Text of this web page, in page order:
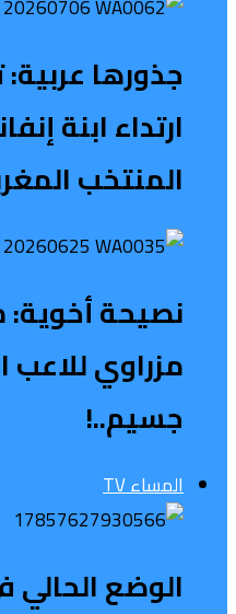
جذورها
ارتداء ابنة
المنتخب
نصيحة أخوية:
مزراوي
جسيم..!
المساء TV
الوضع